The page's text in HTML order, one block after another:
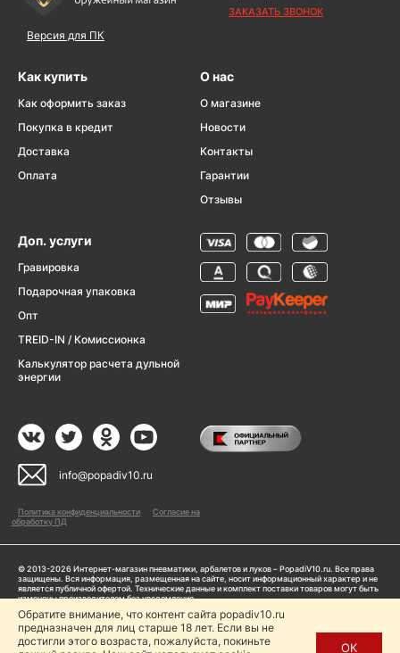
Версия для ПК
ЗАКАЗАТЬ ЗВОНОК
Как купить
Как оформить заказ
Покупка в кредит
Доставка
Оплата
О нас
О магазине
Новости
Контакты
Гарантии
Отзывы
Доп. услуги
Гравировка
Подарочная упаковка
Опт
TREID-IN / Комиссионка
Калькулятор расчета дульной
энергии
info@popadiv10.ru
Политика конфиденциальности
Согласие на
обработку ПД
© 2013-2026 Интернет-магазин пневматики, арбалетов и луков – PopadiV10.ru. Все права
защищены. Вся информация, размещенная на сайте, носит информационный характер и не
является публичной офертой. Технические данные и комплект поставки товаров могут быть
изменены производителем без уведомления
Пользуясь сайтом Popadiv10.ru, пользователь автоматически соглашается с условиями,
прописанными в
Политике конфиденциальности
Обратите внимание, что контент сайта popadiv10.ru
предназначен для лиц старше 18 лет. Если вы не
достигли этого возраста, пожалуйста, покиньте
ОК